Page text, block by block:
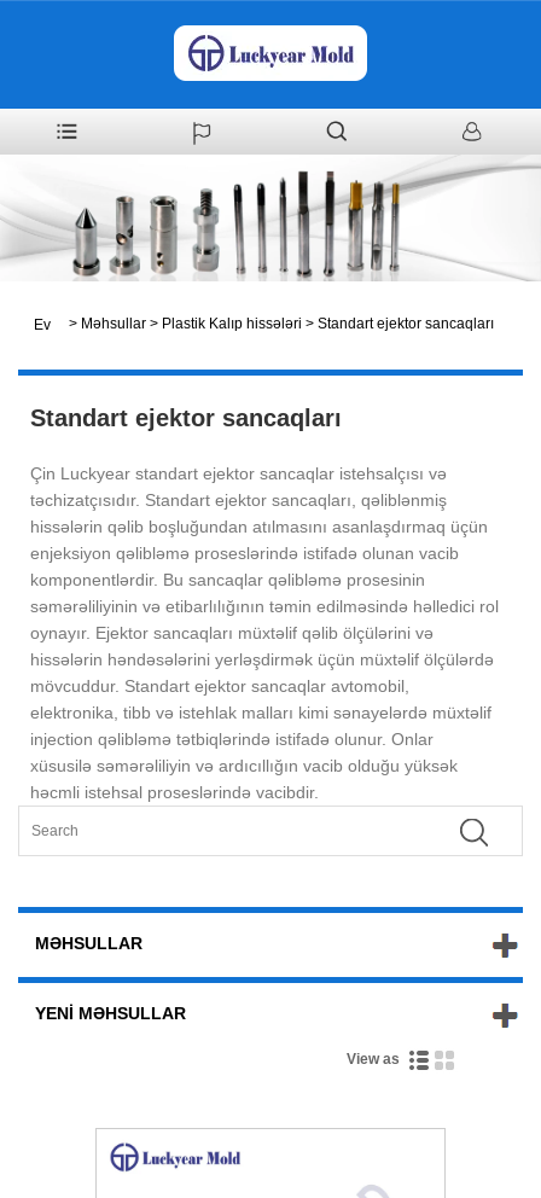
Ev > Məhsullar > Plastik Kalıp hissələri > Standart ejektor sancaqları
Standart ejektor sancaqları
Çin Luckyear standart ejektor sancaqlar istehsalçısı və
təchizatçısıdır. Standart ejektor sancaqları, qəliblənmiş
hissələrin qəlib boşluğundan atılmasını asanlaşdırmaq üçün
enjeksiyon qəlibləmə proseslərində istifadə olunan vacib
komponentlərdir. Bu sancaqlar qəlibləmə prosesinin
səmərəliliyinin və etibarlılığının təmin edilməsində həlledici rol
oynayır. Ejektor sancaqları müxtəlif qəlib ölçülərini və
hissələrin həndəsələrini yerləşdirmək üçün müxtəlif ölçülərdə
mövcuddur. Standart ejektor sancaqlar avtomobil,
elektronika, tibb və istehlak malları kimi sənayelərdə müxtəlif
injection qəlibləmə tətbiqlərində istifadə olunur. Onlar
xüsusilə səmərəliliyin və ardıcıllığın vacib olduğu yüksək
həcmli istehsal proseslərində vacibdir.
MƏHSULLAR
YENI MƏHSULLAR
View as